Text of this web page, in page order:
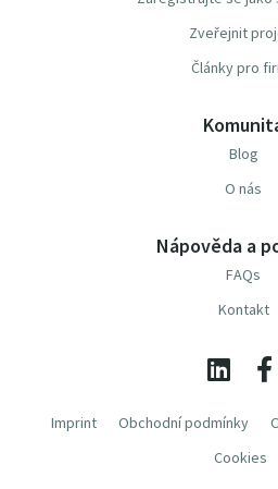
Zveřejnit
Články pro
Blog
O nás
Nápověda a
FAQs
Kontakt
Imprint Obchodní podmínky
Cookies